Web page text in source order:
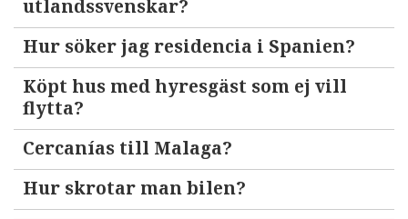
utlandssvenskar?
Hur söker jag residencia i Spanien?
Köpt hus med hyresgäst som ej vill
flytta?
Cercanías till Malaga?
Hur skrotar man bilen?